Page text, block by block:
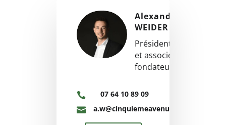
Alexandre
WEIDER
Président
et associé
fondateur
 07 64 10 89 09
 a.w@cinquiemeavenue.fr